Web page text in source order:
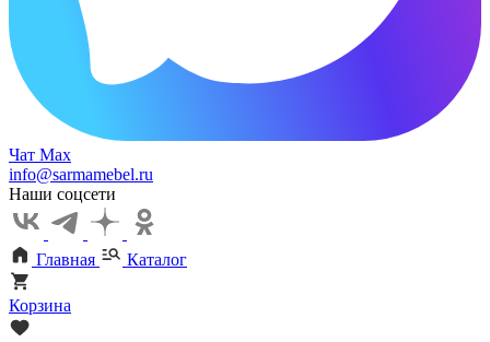
Чат Max
info@sarmamebel.ru
Наши соцсети
Главная Каталог
Корзина